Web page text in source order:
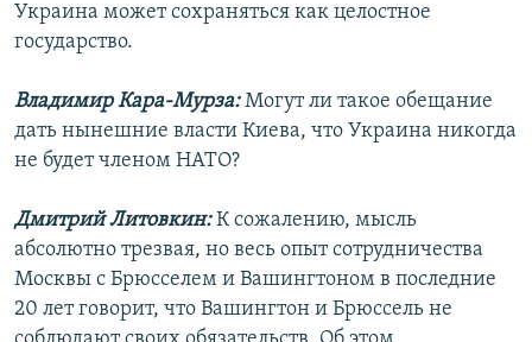
Украина может сохраняться как целостное
государство.
Владимир Кара-Мурза:Могут ли такое обещание
дать нынешние власти Киева, что Украина никогда
не будет членом НАТО?
Дмитрий Литовкин:К сожалению, мысль
абсолютно трезвая, но весь опыт сотрудничества
Москвы с Брюсселем и Вашингтоном в последние
20 лет говорит, что Вашингтон и Брюссель не